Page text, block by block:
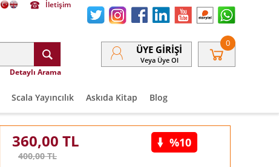
İletişim
Detaylı Arama
ÜYE GIRIŞI
Veya Üye Ol
0
Scala Yayıncılık Askıda Kitap Blog
360,00 TL
400,00TL
%10